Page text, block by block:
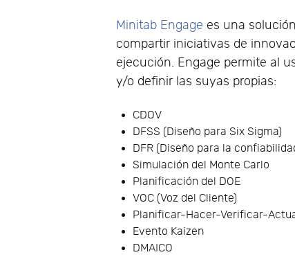
Minitab Engage es una
compartir iniciativas de
ejecución. Engage permite al
y/o definir las suyas propias:
CDOV
DFSS (Diseño para Six Sigma)
DFR (Diseño para la
Simulación del Monte Carlo
Planificación del DOE
VOC (Voz del Cliente)
Planificar-Hacer-Verificar-
Evento Kaizen
DMAICO